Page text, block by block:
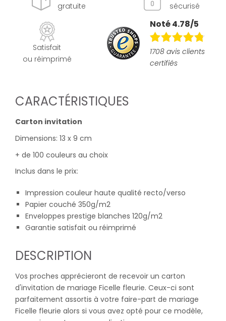
gratuite
sécurisé
Satisfait
ou réimprimé
Noté 4.78/5
1708 avis clients
certifiés
CARACTÉRISTIQUES
Carton invitation
Dimensions: 13 x 9 cm
+ de 100 couleurs au choix
Inclus dans le prix:
Impression couleur haute qualité recto/verso
Papier couché 350g/m2
Enveloppes prestige blanches 120g/m2
Garantie satisfait ou réimprimé
DESCRIPTION
Vos proches apprécieront de recevoir un carton
d'invitation de mariage Ficelle fleurie. Ceux-ci sont
parfaitement assortis à votre faire-part de mariage
Ficelle fleurie alors si vous avez opté pour ce modèle,